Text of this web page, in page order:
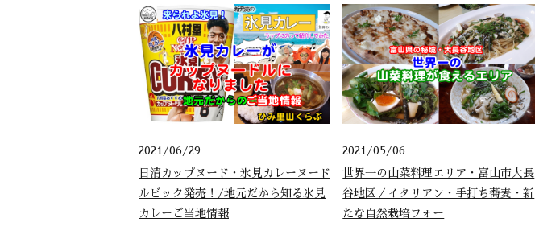
2021/06/29
日清カップヌード・氷見カレーヌード
ルビック発売！/地元だから知る氷見
カレーご当地情報
2021/05/06
世界一の山菜料理エリア・富山市大長
谷地区／イタリアン・手打ち蕎麦・新
たな自然栽培フォー